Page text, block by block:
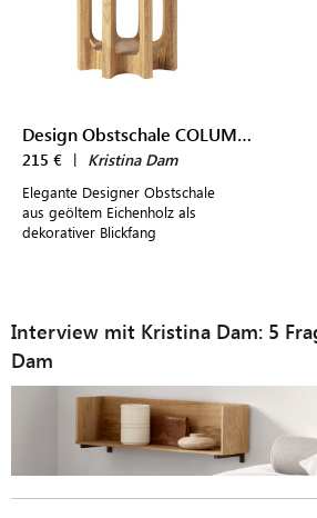
Design Obstschale COLUMN BOWL
215 € | Kristina Dam
Elegante Designer Obstschale
aus geöltem Eichenholz als
dekorativer Blickfang
Interview mit Kristina Dam: 5
Dam